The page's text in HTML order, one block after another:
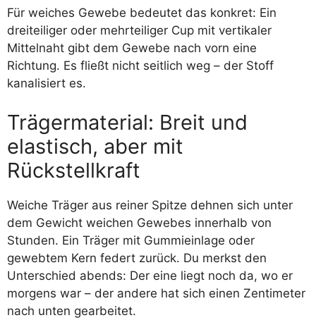
Für weiches Gewebe bedeutet das konkret: Ein
dreiteiliger oder mehrteiliger Cup mit vertikaler
Mittelnaht gibt dem Gewebe nach vorn eine
Richtung. Es fließt nicht seitlich weg – der Stoff
kanalisiert es.
Trägermaterial: Breit und
elastisch, aber mit
Rückstellkraft
Weiche Träger aus reiner Spitze dehnen sich unter
dem Gewicht weichen Gewebes innerhalb von
Stunden. Ein Träger mit Gummieinlage oder
gewebtem Kern federt zurück. Du merkst den
Unterschied abends: Der eine liegt noch da, wo er
morgens war – der andere hat sich einen Zentimeter
nach unten gearbeitet.